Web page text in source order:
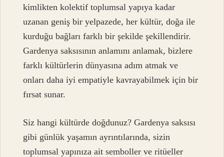
kimlikten kolektif toplumsal yapıya kadar
uzanan geniş bir yelpazede, her kültür, doğa ile
kurduğu bağları farklı bir şekilde şekillendirir.
Gardenya saksısının anlamını anlamak, bizlere
farklı kültürlerin dünyasına adım atmak ve
onları daha iyi empatiyle kavrayabilmek için bir
fırsat sunar.
Siz hangi kültürde doğdunuz? Gardenya saksısı
gibi günlük yaşamın ayrıntılarında, sizin
toplumsal yapınıza ait semboller ve ritüeller